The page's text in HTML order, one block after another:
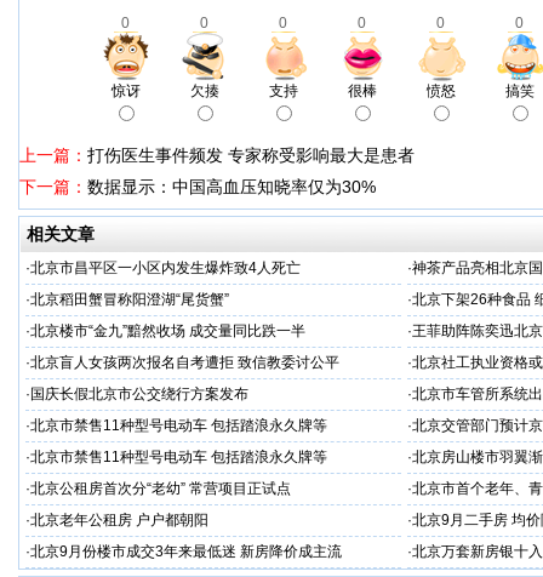
0 0 0 0 0 0
惊讶 欠揍 支持 很棒 愤怒 搞笑
上一篇： 打伤医生事件频发 专家称受影响最大是患者
下一篇： 数据显示：中国高血压知晓率仅为30%
相关文章
·北京市昌平区一小区内发生爆炸致4人死亡 ·神茶产品亮相北京
示会
·北京稻田蟹冒称阳澄湖“尾货蟹” ·北京下架26种食品
·北京楼市“金九”黯然收场 成交量同比跌一半 ·王菲助阵陈奕迅北
·北京盲人女孩两次报名自考遭拒 致信教委讨公平 ·北京社工执业资格
· 国庆长假北京市公交绕行方案发布 ·北京市车管所系统
·北京市禁售11种型号电动车 包括踏浪永久牌等 ·北京交管部门预计
·北京市禁售11种型号电动车 包括踏浪永久牌等 ·北京房山楼市羽翼
·北京公租房首次分“老幼” 常营项目正试点 ·北京市首个老年、
·北京老年公租房 户户都朝阳 ·北京9月二手房 均
·北京9月份楼市成交3年来最低迷 新房降价成主流 ·北京万套新房银十